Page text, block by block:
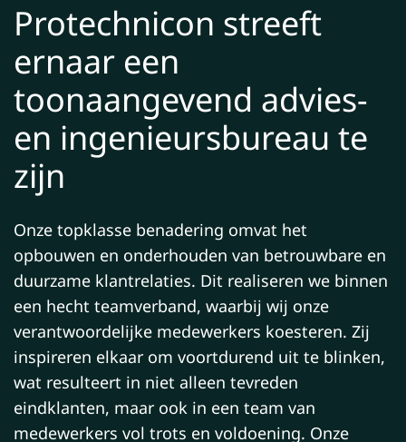
Protechnicon streeft
ernaar een
toonaangevend advies-
en ingenieursbureau te
zijn
Onze topklasse benadering omvat het
opbouwen en onderhouden van betrouwbare en
duurzame klantrelaties. Dit realiseren we binnen
een hecht teamverband, waarbij wij onze
verantwoordelijke medewerkers koesteren. Zij
inspireren elkaar om voortdurend uit te blinken,
wat resulteert in niet alleen tevreden
eindklanten, maar ook in een team van
medewerkers vol trots en voldoening. Onze